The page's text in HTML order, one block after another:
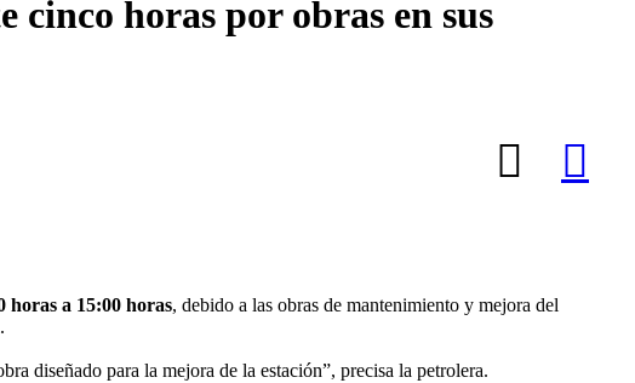
cinco horas por obras en sus
horas a 15:00 horas, debido a las obras de mantenimiento y mejora del
diseñado para la mejora de la estación”, precisa la petrolera.